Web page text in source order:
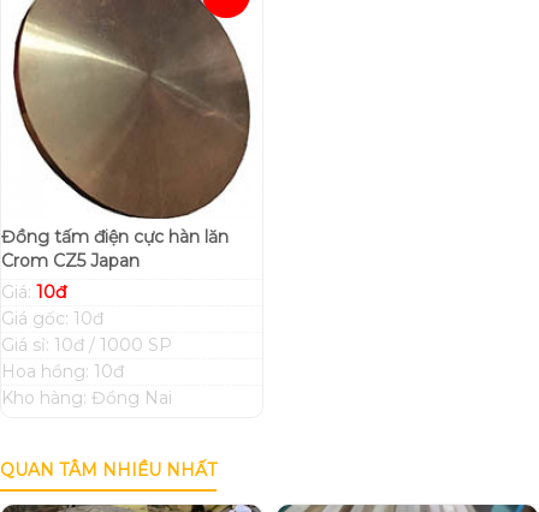
Đồng tấm điện cực hàn lăn
Crom CZ5 Japan
Giá: 10đ
Giá gốc: 10đ
Giá sỉ: 10đ / 1000 SP
Hoa hồng: 10đ
Kho hàng: Đồng Nai
QUAN TÂM NHIỀU NHẤT